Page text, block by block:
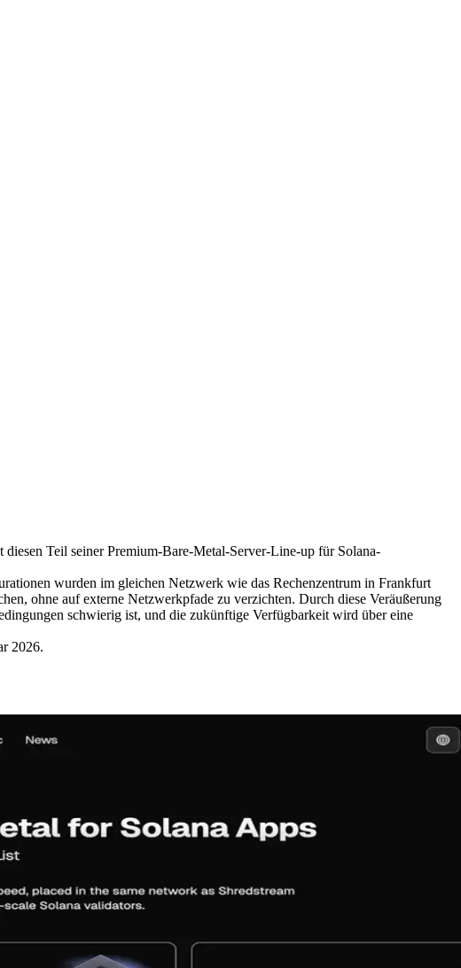
Teil seiner Premium-Bare-Metal-Server-Line-up für Solana-
wurden im gleichen Netzwerk wie das Rechenzentrum in Frankfurt
ohne auf externe Netzwerkpfade zu verzichten. Durch diese Veräußerung
schwierig ist, und die zukünftige Verfügbarkeit wird über eine
2026.